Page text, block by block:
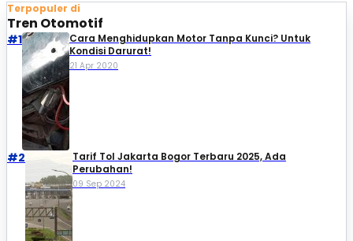
Terpopuler di
Tren Otomotif
#1
Cara Menghidupkan Motor Tanpa Kunci? Untuk
Kondisi Darurat!
21 Apr 2020
#2
Tarif Tol Jakarta Bogor Terbaru 2025, Ada
Perubahan!
09 Sep 2024